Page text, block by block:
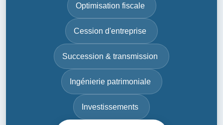
Optimisation fiscale
Cession d'entreprise
Succession & transmission
Ingénierie patrimoniale
Investissements